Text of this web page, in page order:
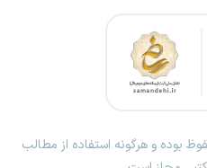
بوده و هرگونه استفاده از مطالب